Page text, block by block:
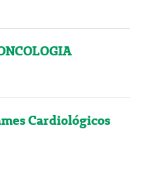
Cardiológicos